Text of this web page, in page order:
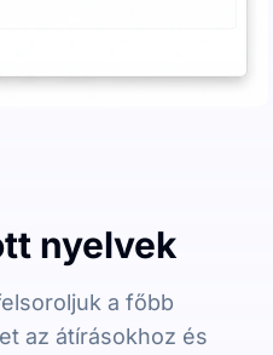
nyelvek
a főbb
az átírásokhoz és